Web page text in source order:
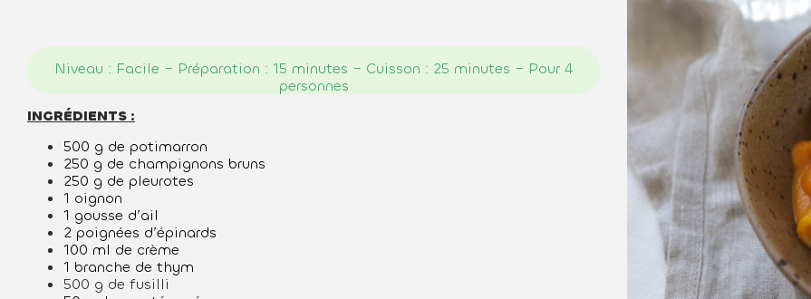
Niveau : Facile – Préparation : 15 minutes – Cuisson : 25 minutes – Pour 4
personnes
INGRÉDIENTS :
500 g de potimarron
250 g de champignons bruns
250 g de pleurotes
1 oignon
1 gousse d’ail
2 poignées d’épinards
100 ml de crème
1 branche de thym
500 g de fusilli